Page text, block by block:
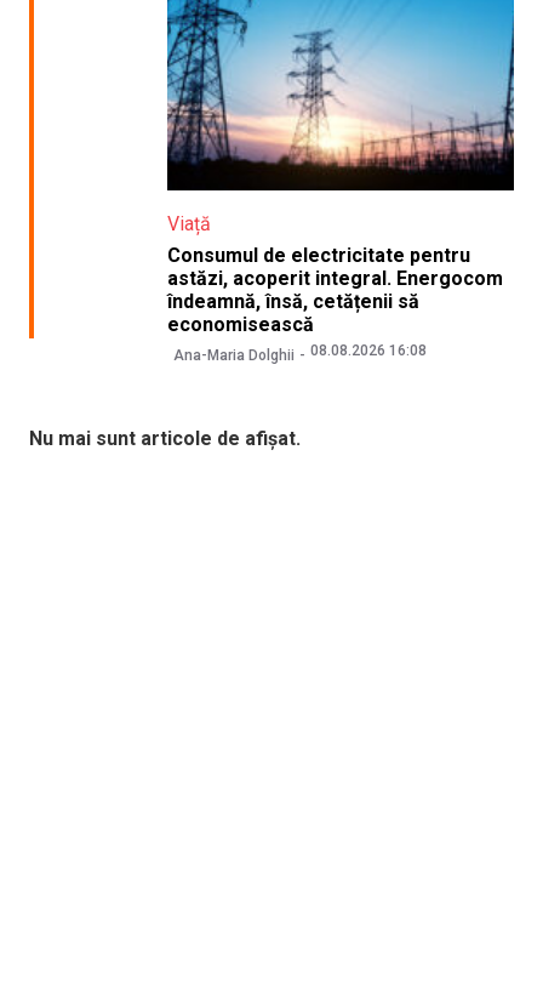
Viață
Consumul de electricitate pentru
astăzi, acoperit integral. Energocom
îndeamnă, însă, cetățenii să
economisească
Ana-Maria Dolghii 08.08.2026 16:08
Nu mai sunt articole de afișat.